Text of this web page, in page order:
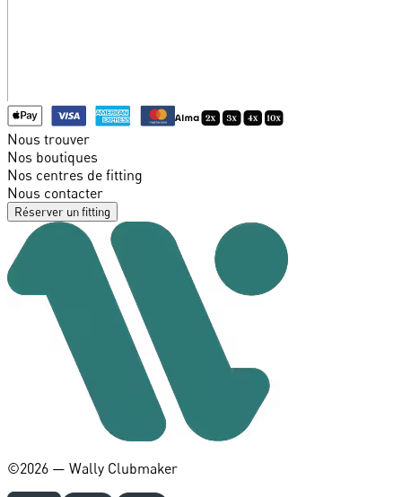
Nous trouver
Nos boutiques
Nos centres de fitting
Nous contacter
Réserver un fitting
©️2026 — Wally Clubmaker